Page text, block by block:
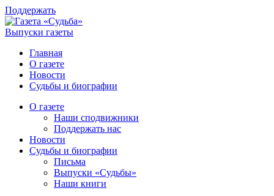
Поддержать
Выпуски газеты
Главная
О газете
Новости
Судьбы и биографии
О газете
Наши сподвижники
Поддержать нас
Новости
Судьбы и биографии
Письма
Выпуски «Судьбы»
Наши книги